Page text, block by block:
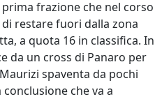
frazione che nel corso
restare fuori dalla zona
a quota 16 in classifica. In
da un cross di Panaro per
spaventa da pochi
che va a